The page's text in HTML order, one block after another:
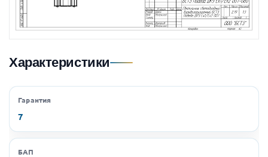
Характеристики
Гарантия
7
БАП